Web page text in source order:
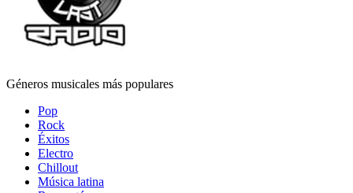
Géneros musicales más populares
Pop
Rock
Éxitos
Electro
Chillout
Música latina